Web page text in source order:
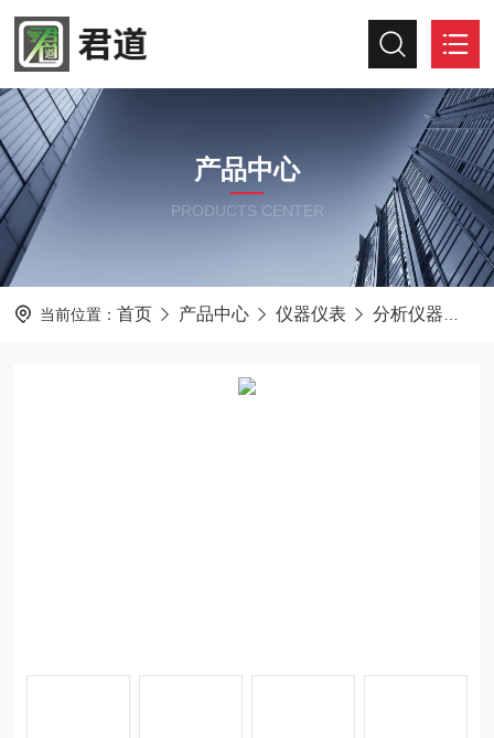
产品中心
PRODUCTS CENTER
当前位置： 首页 产品中心 仪器仪表 分析仪器